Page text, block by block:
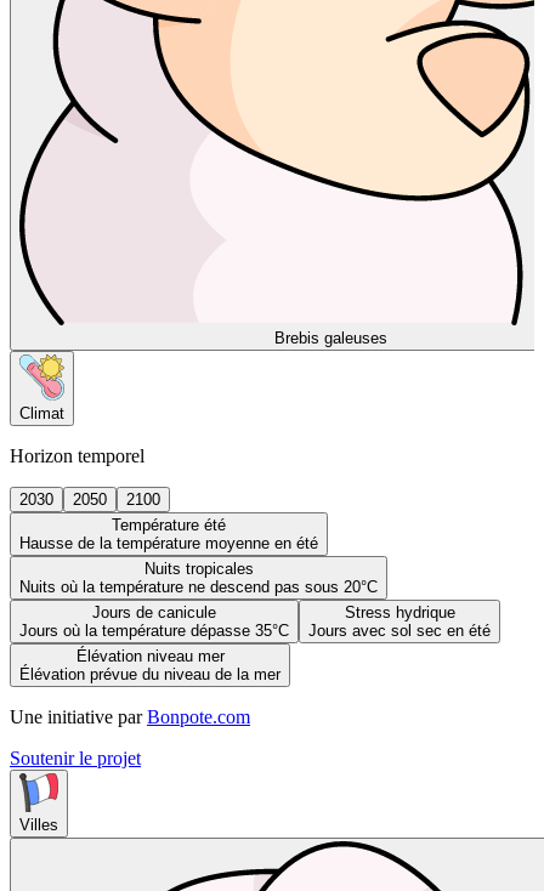
Brebis galeuses
Climat
Horizon temporel
2030 2050
2100
Température été
Hausse de la température moyenne en été
Nuits tropicales
Nuits où la température ne descend pas sous 20°C
Jours de canicule
Jours où la température dépasse 35°C
Stress hydrique
Jours avec sol sec en été
Élévation niveau mer
Élévation prévue du niveau de la mer
Une initiative par Bonpote.com
Soutenir le projet
Villes